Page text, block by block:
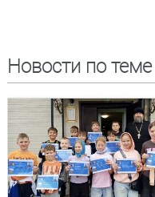
Новости по теме